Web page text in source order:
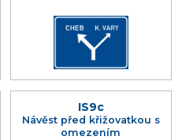
IS9c
Návěst před křižovatkou s
omezením